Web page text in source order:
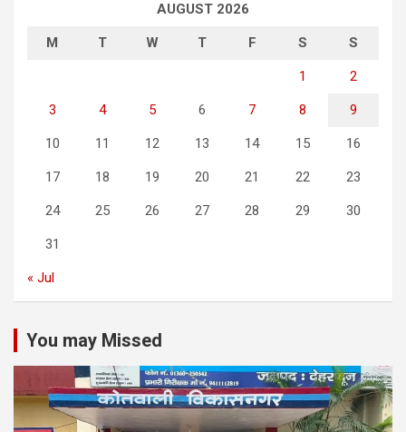
AUGUST 2026
M T W T F S S
1 2
3 4 5 6 7 8 9
10 11 12 13 14 15 16
17 18 19 20 21 22 23
24 25 26 27 28 29 30
31
« Jul
You may Missed